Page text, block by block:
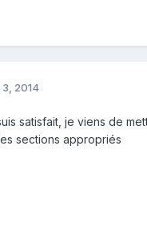
2014
satisfait, je viens de
sections appropriés